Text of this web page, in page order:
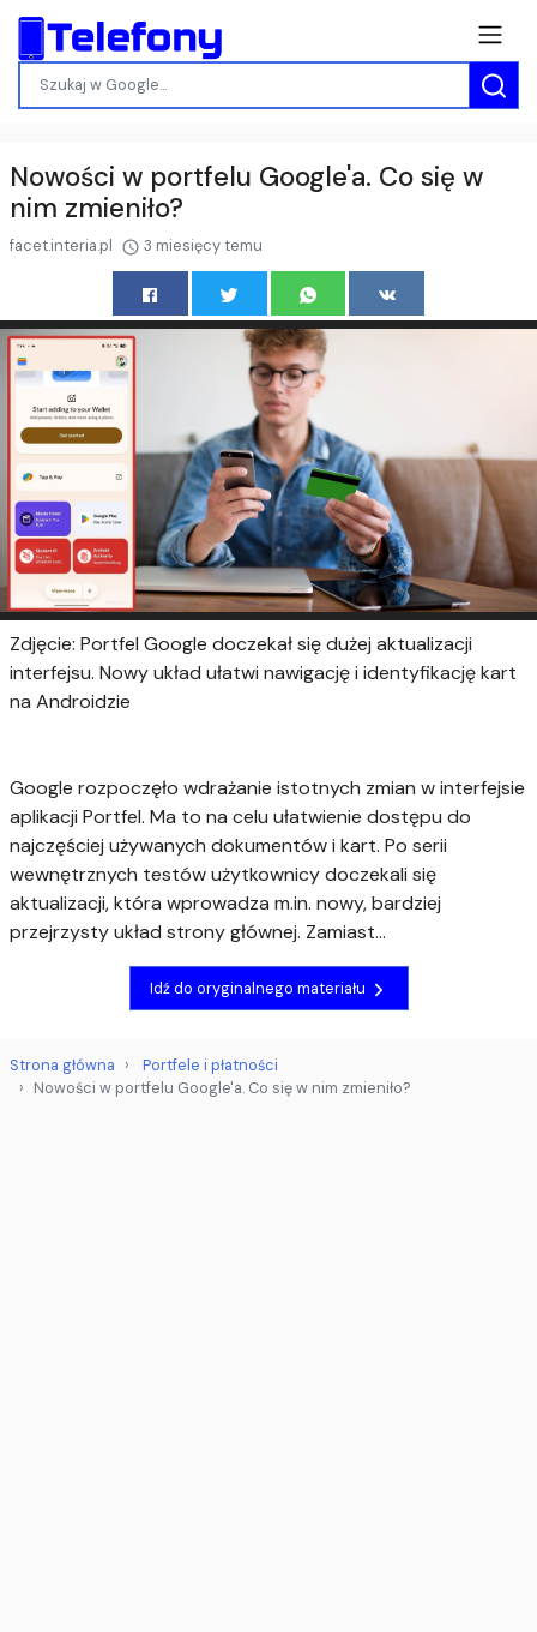
Nowości w portfelu Google'a. Co się w
nim zmieniło?
facet.interia.pl 3 miesięcy temu
Zdjęcie: Portfel Google doczekał się dużej aktualizacji
interfejsu. Nowy układ ułatwi nawigację i identyfikację kart
na Androidzie
Google rozpoczęło wdrażanie istotnych zmian w interfejsie
aplikacji Portfel. Ma to na celu ułatwienie dostępu do
najczęściej używanych dokumentów i kart. Po serii
wewnętrznych testów użytkownicy doczekali się
aktualizacji, która wprowadza m.in. nowy, bardziej
przejrzysty układ strony głównej. Zamiast...
Idź do oryginalnego materiału
Strona główna
Portfele i płatności
Nowości w portfelu Google'a. Co się w nim zmieniło?